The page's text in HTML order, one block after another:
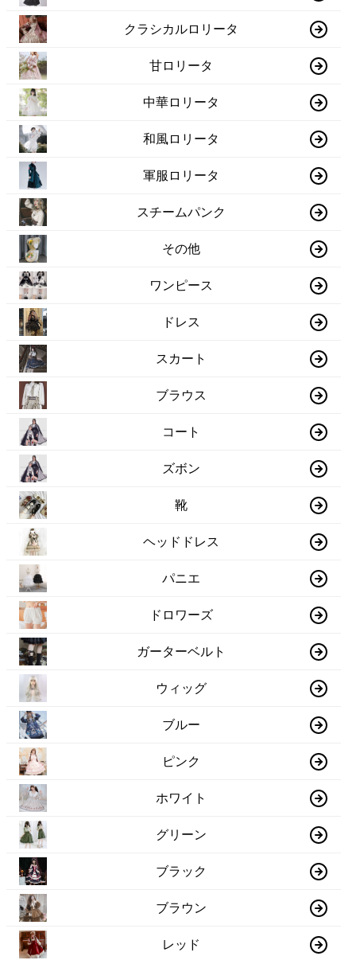
クラシカルロリータ
甘ロリータ
中華ロリータ
和風ロリータ
軍服ロリータ
スチームパンク
その他
ワンピース
ドレス
スカート
ブラウス
コート
ズボン
靴
ヘッドドレス
パニエ
ドロワーズ
ガーターベルト
ウィッグ
ブルー
ピンク
ホワイト
グリーン
ブラック
ブラウン
レッド